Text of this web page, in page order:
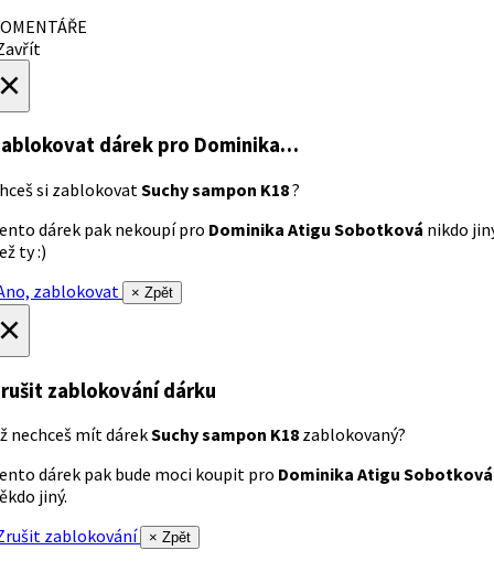
dárek pro Dominika…
si zablokovatSuchy sampon K18?
dárek pak nekoupí pro Dominika Atigu Sobotková nikdo
ty :)
zablokovat
× Zpět
zablokování dárku
nechceš mít dárekSuchy sampon K18 zablokovaný?
dárek pak bude moci koupit pro Dominika Atigu Sobotková
jiný.
zablokování
× Zpět